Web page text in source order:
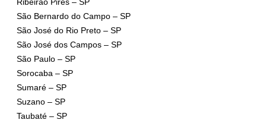
Ribeirão Pires – SP
São Bernardo do Campo – SP
São José do Rio Preto – SP
São José dos Campos – SP
São Paulo – SP
Sorocaba – SP
Sumaré – SP
Suzano – SP
Taubaté – SP